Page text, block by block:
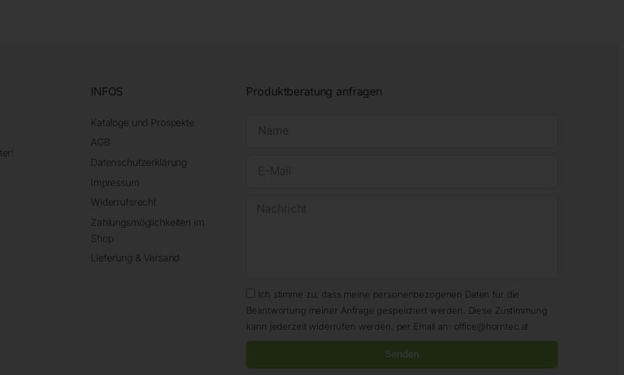
INFOS
Kataloge und Prospekte
AGB
Datenschutzerklärung
Impressum
Widerrufsrecht
Zahlungsmöglichkeiten im
Shop
Lieferung & Versand
Produktberatung anfragen
Ich stimme zu, dass meine personenbezogenen Daten für die
Beantwortung meiner Anfrage gespeichert werden. Diese Zustimmung
kann jederzeit widerrufen werden, per Email an: office@horntec.at
Senden